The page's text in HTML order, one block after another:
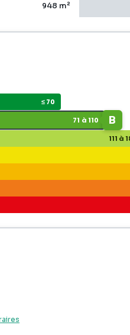
948 m²
≤ 70
71 à 110 B
111 à